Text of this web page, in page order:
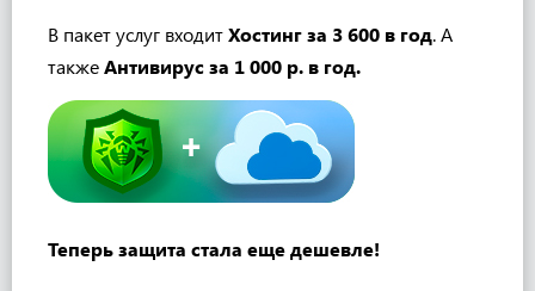
В пакет услуг входитХостинг за 3 600 в год. А
такжеАнтивирус за 1 000 р. в год.
Теперь защита стала еще дешевле!